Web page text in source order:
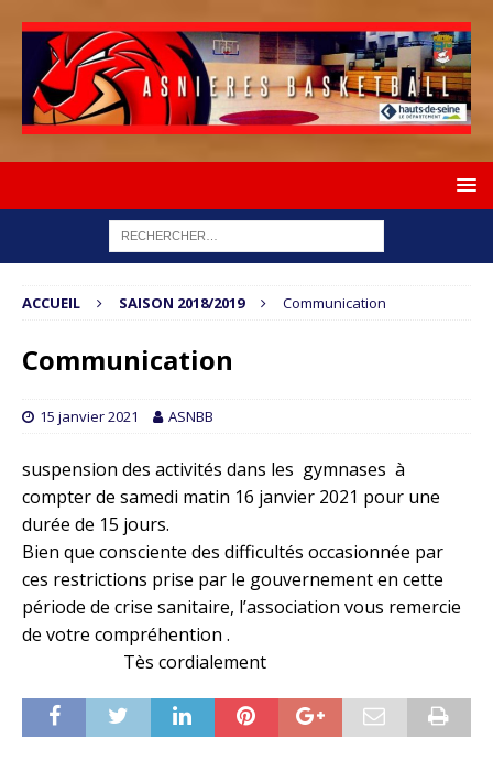
ACCUEIL SAISON 2018/2019 Communication
Communication
15 janvier 2021 ASNBB
suspension des activités dans les gymnases à
compter de samedi matin 16 janvier 2021 pour une
durée de 15 jours.
Bien que consciente des difficultés occasionnée par
ces restrictions prise par le gouvernement en cette
période de crise sanitaire, l’association vous remercie
de votre compréhention .
Tès cordialement